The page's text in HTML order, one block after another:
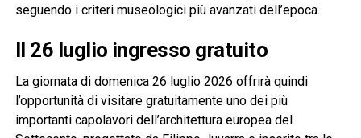
seguendo i criteri museologici più avanzati dell’epoca.
Il 26 luglio ingresso gratuito
La giornata di domenica 26 luglio 2026 offrirà quindi
l’opportunità di visitare gratuitamente uno dei più
importanti capolavori dell’architettura europea del